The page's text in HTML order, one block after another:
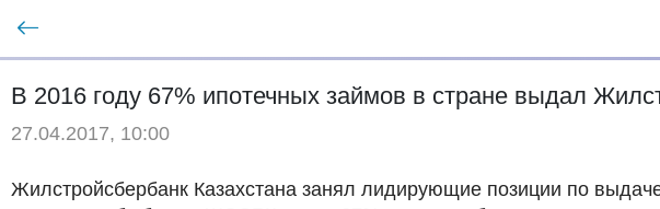
В 2016 году 67% ипотечных займов в стране выдал
27.04.2017, 10:00
Жилстройсбербанк Казахстана занял лидирующие позиции по